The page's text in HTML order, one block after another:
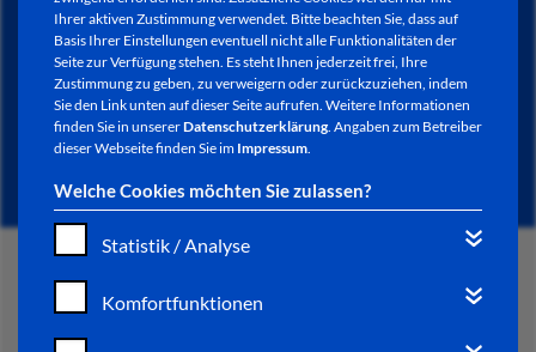
Ihrer aktiven Zustimmung verwendet. Bitte beachten Sie, dass auf
Basis Ihrer Einstellungen eventuell nicht alle Funktionalitäten der
Seite zur Verfügung stehen. Es steht Ihnen jederzeit frei, Ihre
Zustimmung zu geben, zu verweigern oder zurückzuziehen, indem
Sie den Link unten auf dieser Seite aufrufen. Weitere Informationen
finden Sie in unsererDatenschutzerklärung. Angaben zum Betreiber
dieser Webseite finden Sie im Impressum.
Welche Cookies möchten Sie zulassen?
Statistik / Analyse
Komfortfunktionen
NEWSLETTER / CITY LETTER
START